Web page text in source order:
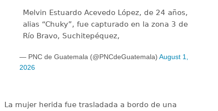
Melvin Estuardo Acevedo López, de 24 años,
alias “Chuky”, fue capturado en la zona 3 de
Río Bravo, Suchitepéquez,
— PNC de Guatemala (@PNCdeGuatemala) August 1,
2026
La mujer herida fue trasladada a bordo de una